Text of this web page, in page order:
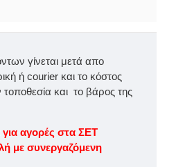
γίνεται μετά απο
ή courier και το κόστος
και το βάρος της
αγορές στα ΣΕΤ
με συνεργαζόμενη